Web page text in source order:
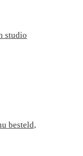
studio
besteld,